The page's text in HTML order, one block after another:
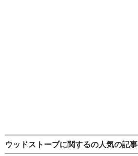
ウッドストーブに関するの人気の記事